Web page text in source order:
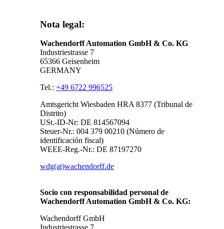
Nota legal:
Wachendorff Automation GmbH & Co. KG
Industriestrasse 7
65366 Geisenheim
GERMANY
Tel.: +49 6722 996525
Amtsgericht Wiesbaden HRA 8377 (Tribunal de
Distrito)
USt.-ID-Nr: DE 814567094
Steuer-Nr.: 004 379 00210 (Número de
identificación fiscal)
WEEE-Reg.-Nr.: DE 87197270
wdg(at)wachendorff.de
Socio con responsabilidad personal de
Wachendorff Automation GmbH & Co. KG:
Wachendorff GmbH